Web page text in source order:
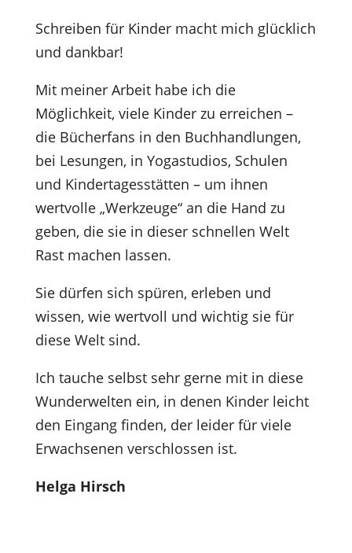
Schreiben für Kinder macht mich glücklich
und dankbar!
Mit meiner Arbeit habe ich die
Möglichkeit, viele Kinder zu erreichen –
die Bücherfans in den Buchhandlungen,
bei Lesungen, in Yogastudios, Schulen
und Kindertagesstätten – um ihnen
wertvolle „Werkzeuge“ an die Hand zu
geben, die sie in dieser schnellen Welt
Rast machen lassen.
Sie dürfen sich spüren, erleben und
wissen, wie wertvoll und wichtig sie für
diese Welt sind.
Ich tauche selbst sehr gerne mit in diese
Wunderwelten ein, in denen Kinder leicht
den Eingang finden, der leider für viele
Erwachsenen verschlossen ist.
Helga Hirsch